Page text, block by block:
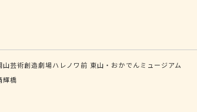
山芸術創造劇場ハレノワ前 東山・おかでんミュージアム
輝橋